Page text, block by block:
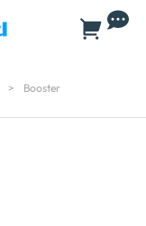
> Booster